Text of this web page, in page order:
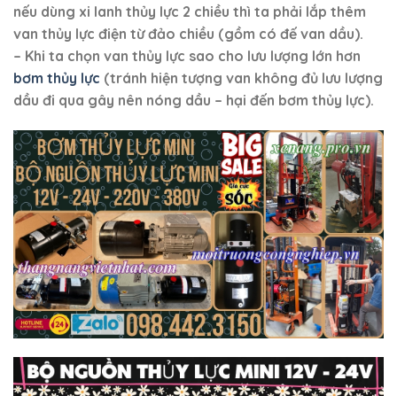
nếu dùng xi lanh thủy lực 2 chiều thì ta phải lắp thêm
van thủy lực điện từ đảo chiều (gồm có đế van dầu).
– Khi ta chọn van thủy lực sao cho lưu lượng lớn hơn
bơm thủy lực (tránh hiện tượng van không đủ lưu lượng
dầu đi qua gây nên nóng dầu – hại đến bơm thủy lực).